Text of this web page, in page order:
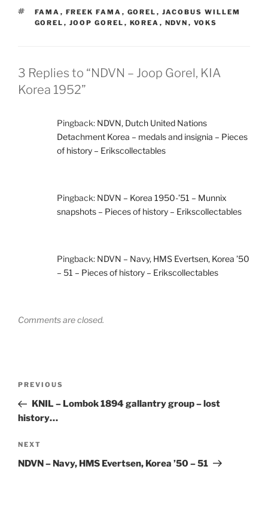
TAGS
FAMA , FREEK FAMA , GOREL , JACOBUS WILLEM
GOREL , JOOP GOREL , KOREA , NDVN , VOKS
3 Replies to “NDVN – Joop Gorel, KIA
Korea 1952”
Pingback: NDVN, Dutch United Nations
Detachment Korea – medals and insignia – Pieces
of history – Erikscollectables
Pingback: NDVN – Korea 1950-’51 – Munnix
snapshots – Pieces of history – Erikscollectables
Pingback: NDVN – Navy, HMS Evertsen, Korea ’50
– 51 – Pieces of history – Erikscollectables
Comments are closed.
Previous
Post
PREVIOUS
KNIL – Lombok 1894 gallantry group – lost
history…
Next
Post
NEXT
NDVN – Navy, HMS Evertsen, Korea ’50 – 51